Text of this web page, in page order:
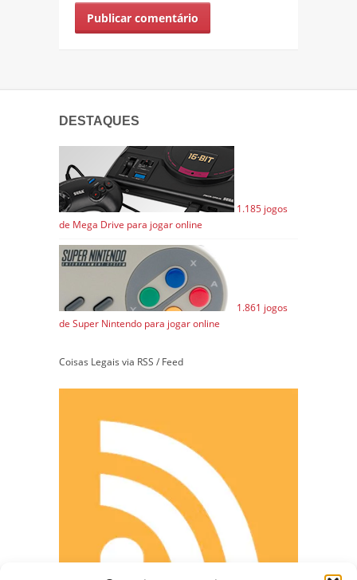
DESTAQUES
1.185 jogos
de Mega Drive para jogar online
1.861 jogos
de Super Nintendo para jogar online
Coisas Legais via RSS / Feed